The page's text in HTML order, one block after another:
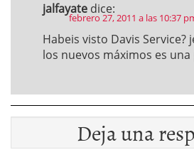
jalfayate dice:
febrero 27, 2011 a las 10:37
Habeis visto Davis Service?
los nuevos máximos es una
Deja una